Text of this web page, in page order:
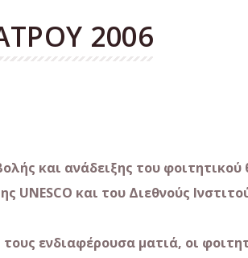
2006
και ανάδειξης του
UNESCO και του Διεθνούς
ενδιαφέρουσα ματιά, οι